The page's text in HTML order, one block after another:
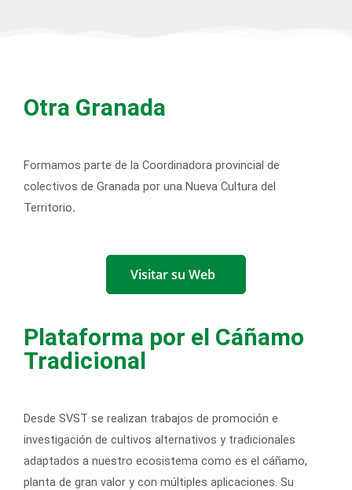
Otra Granada
Formamos parte de la Coordinadora provincial de
colectivos de Granada por una Nueva Cultura del
Territorio.
Visitar su Web
Plataforma por el Cáñamo
Tradicional
Desde SVST se realizan trabajos de promoción e
investigación de cultivos alternativos y tradicionales
adaptados a nuestro ecosistema como es el cáñamo,
planta de gran valor y con múltiples aplicaciones. Su